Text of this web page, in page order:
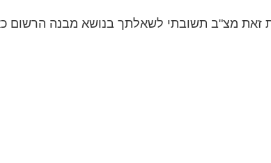
מצ"ב תשובתי לשאלתך בנושא מבנה הרשום